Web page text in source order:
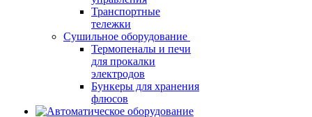
Транспортные
тележки
Сушильное оборудование
Термопеналы и печи
для прокалки
электродов
Бункеры для хранения
флюсов